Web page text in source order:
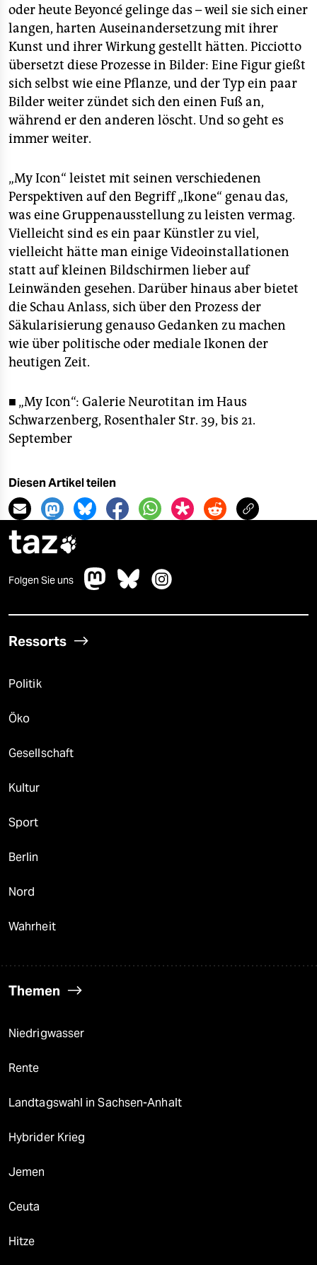
oder heute Beyoncé gelinge das – weil sie sich einer
langen, harten Auseinandersetzung mit ihrer
Kunst und ihrer Wirkung gestellt hätten. Picciotto
übersetzt diese Prozesse in Bilder: Eine Figur gießt
sich selbst wie eine Pflanze, und der Typ ein paar
Bilder weiter zündet sich den einen Fuß an,
während er den anderen löscht. Und so geht es
immer weiter.
„My Icon“ leistet mit seinen verschiedenen
Perspektiven auf den Begriff „Ikone“ genau das,
was eine Gruppenausstellung zu leisten vermag.
Vielleicht sind es ein paar Künstler zu viel,
vielleicht hätte man einige Videoinstallationen
statt auf kleinen Bildschirmen lieber auf
Leinwänden gesehen. Darüber hinaus aber bietet
die Schau Anlass, sich über den Prozess der
Säkularisierung genauso Gedanken zu machen
wie über politische oder mediale Ikonen der
heutigen Zeit.
■ „My Icon“: Galerie Neurotitan im Haus
Schwarzenberg, Rosenthaler Str. 39, bis 21.
September
Diesen Artikel teilen
taz
Folgen Sie uns
Ressorts
Politik
Öko
Gesellschaft
Kultur
Sport
Berlin
Nord
Wahrheit
Themen
Niedrigwasser
Rente
Landtagswahl in Sachsen-Anhalt
Hybrider Krieg
Jemen
Ceuta
Hitze